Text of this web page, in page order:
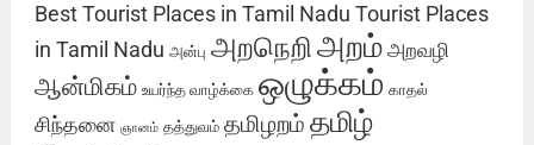
Best Tourist Places in Tamil Nadu Tourist Places
in Tamil Nadu அன்பு அறநெறிஅறம் அறவழி
ஆன்மிகம் உயர்ந்த வாழ்க்கை ஒழுக்கம் காதல்
சிந்தனை ஞானம் தத்துவம் தமிழறம் தமிழ்